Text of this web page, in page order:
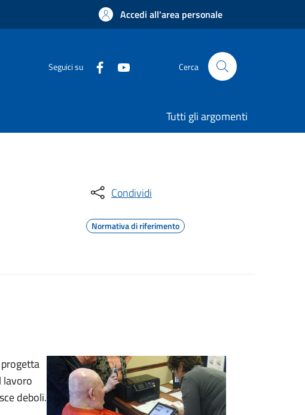
Accedi all'area personale
Seguici su Cerca
Tutti gli argomenti
Condividi
Normativa di riferimento
lavoro
deboli.